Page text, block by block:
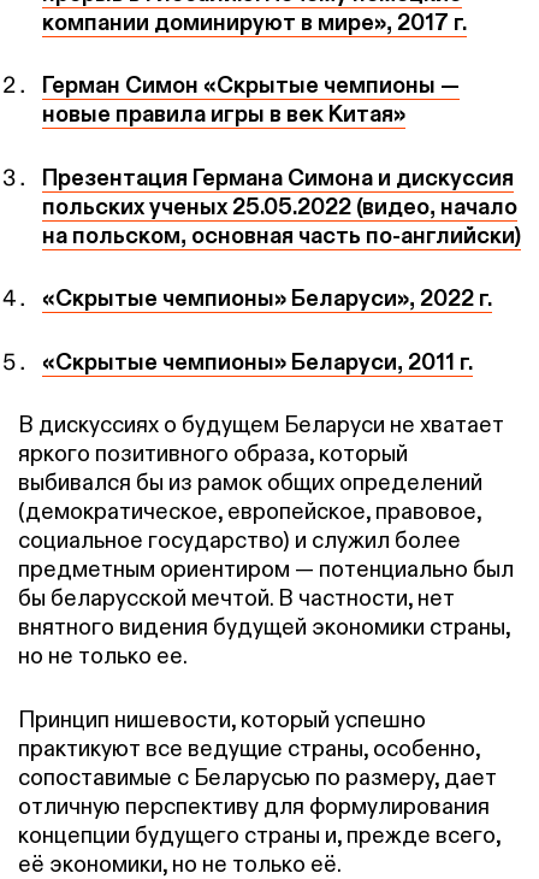
компании доминируют в мире», 2017 г.
Герман Симон «Скрытые чемпионы —
новые правила игры в век Китая»
Презентация Германа Симона и дискуссия
польских ученых 25.05.2022 (видео, начало
на польском, основная часть по-английски)
«Скрытые чемпионы» Беларуси», 2022 г.
«Скрытые чемпионы» Беларуси, 2011 г.
В дискуссиях о будущем Беларуси не хватает
яркого позитивного образа, который
выбивался бы из рамок общих определений
(демократическое, европейское, правовое,
социальное государство) и служил более
предметным ориентиром — потенциально был
бы беларусской мечтой. В частности, нет
внятного видения будущей экономики страны,
но не только ее.
Принцип нишевости, который успешно
практикуют все ведущие страны, особенно,
сопоставимые с Беларусью по размеру, дает
отличную перспективу для формулирования
концепции будущего страны и, прежде всего,
её экономики, но не только её.